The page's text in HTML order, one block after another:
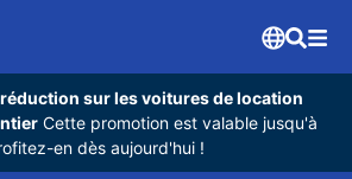
sur les voitures de location
Cette promotion est valable jusqu'à
en dès aujourd'hui !